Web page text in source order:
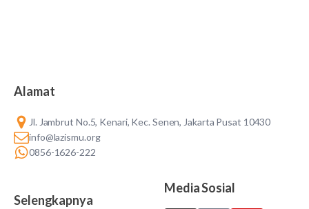
Alamat
Jl. Jambrut No.5, Kenari, Kec. Senen, Jakarta Pusat 10430
info@lazismu.org
0856-1626-222
Selengkapnya
Media Sosial